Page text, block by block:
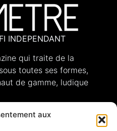
aux
INDEPENDANT
qui traite de la
toutes ses formes,
de gamme, ludique